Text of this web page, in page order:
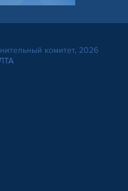
комитет, 2026